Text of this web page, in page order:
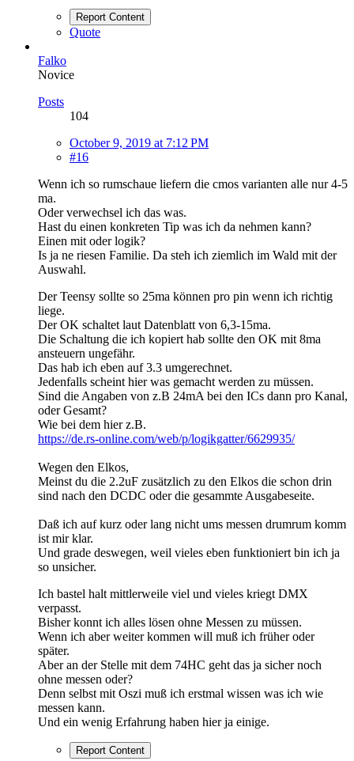
Report Content
Quote
Falko
Novice
Posts
104
October 9, 2019 at 7:12 PM
#16
Wenn ich so rumschaue liefern die cmos varianten alle nur 4-5
ma.
Oder verwechsel ich das was.
Hast du einen konkreten Tip was ich da nehmen kann?
Einen mit oder logik?
Is ja ne riesen Familie. Da steh ich ziemlich im Wald mit der
Auswahl.
Der Teensy sollte so 25ma können pro pin wenn ich richtig
liege.
Der OK schaltet laut Datenblatt von 6,3-15ma.
Die Schaltung die ich kopiert hab sollte den OK mit 8ma
ansteuern ungefähr.
Das hab ich eben auf 3.3 umgerechnet.
Jedenfalls scheint hier was gemacht werden zu müssen.
Sind die Angaben von z.B 24mA bei den ICs dann pro Kanal,
oder Gesamt?
Wie bei dem hier z.B.
https://de.rs-online.com/web/p/logikgatter/6629935/
Wegen den Elkos,
Meinst du die 2.2uF zusätzlich zu den Elkos die schon drin
sind nach den DCDC oder die gesammte Ausgabeseite.
Daß ich auf kurz oder lang nicht ums messen drumrum komm
ist mir klar.
Und grade deswegen, weil vieles eben funktioniert bin ich ja
so unsicher.
Ich bastel halt mittlerweile viel und vieles kriegt DMX
verpasst.
Bisher konnt ich alles lösen ohne Messen zu müssen.
Wenn ich aber weiter kommen will muß ich früher oder
später.
Aber an der Stelle mit dem 74HC geht das ja sicher noch
ohne messen oder?
Denn selbst mit Oszi muß ich erstmal wissen was ich wie
messen kann.
Und ein wenig Erfahrung haben hier ja einige.
Report Content